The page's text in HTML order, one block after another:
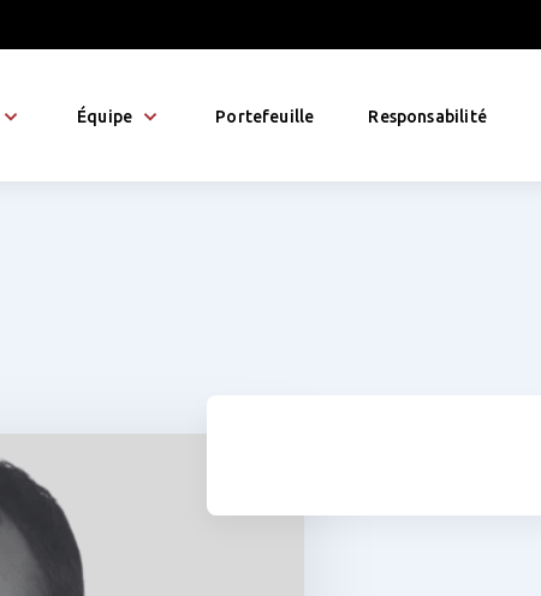
Équipe Portefeuille Responsabilité